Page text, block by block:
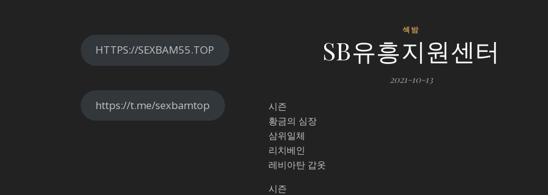
HTTPS://SEXBAM55.TOP
https://t.me/sexbamtop
섹밤
SB유흥지원센터
2021-10-13
시즌
황금의 심장
삼위일체
리치베인
레비아탄 갑옷
시즌